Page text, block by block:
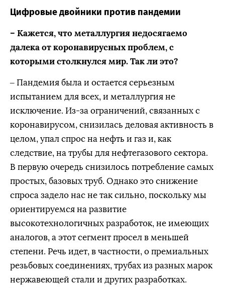
Цифровые двойники против пандемии
– Кажется, что металлургия недосягаемо
далека от коронавирусных проблем, с
которыми столкнулся мир. Так ли это?
– Пандемия была и остается серьезным
испытанием для всех, и металлургия не
исключение. Из-за ограничений, связанных с
коронавирусом, снизилась деловая активность в
целом, упал спрос на нефть и газ и, как
следствие, на трубы для нефтегазового сектора.
В первую очередь снизилось потребление самых
простых, базовых труб. Однако это снижение
спроса задело нас не так сильно, поскольку мы
ориентируемся на развитие
высокотехнологичных разработок, не имеющих
аналогов, а этот сегмент просел в меньшей
степени. Речь идет, в частности, о премиальных
резьбовых соединениях, трубах из разных марок
нержавеющей стали и других разработках.